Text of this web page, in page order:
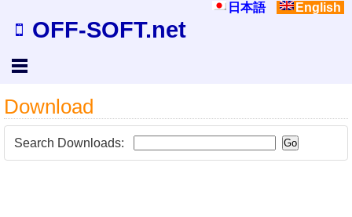
日本語 English
OFF-SOFT.net
Download
Search Downloads: